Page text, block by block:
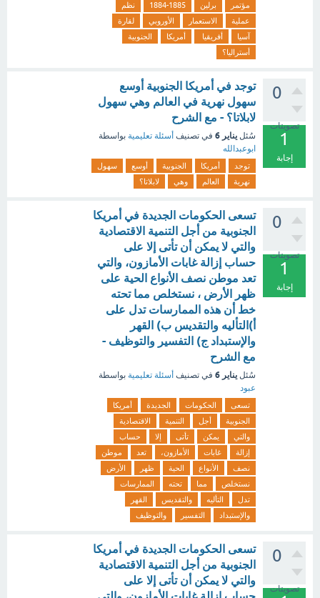
مؤتمر برلين 1884-1885
نظم
عملية
الاستعمار الأوروبي
لقارة
آسيا
أفريقيا أمريكا
الجنوبية
أستراليا؟
0
تصويتات
1
إجابة
توجد في أمريكا الجنوبية أوسع
سهول نهرية في العالم وهي سهول
لابلاتا؟ - مع الشرح
سُئل يناير 6 في تصنيف أسئلة تعليمية بواسطة
ابوعبدالله
توجد أمريكا الجنوبية أوسع
سهول
نهرية
العالم وهي لابلاتا؟
0
تصويتات
1
إجابة
تسعى الحكومات الجديدة في أمريكا
الجنوبية من أجل التنمية الاقتصادية
والتي لا يمكن أن تأتى إلا على
حساب إزالة غابات الأمازون، والتي
تعد موطن نصف الأنواع الحية على
ظهر الأرض ، نستخلص مما تحته
خط أن هذه الممارسات تدل على
أ)التأليه والتقديس ب) القهر
والإستبداد ج) التفسير والتوظيف -
مع الشرح
سُئل يناير 6 في تصنيف أسئلة تعليمية بواسطة
عبود
تسعى الحكومات الجديدة
أمريكا
الجنوبية
أجل التنمية
الاقتصادية
والتي
يمكن تأتى إلا
حساب
إزالة
غابات الأمازون، تعد
موطن
نصف
الأنواع الحية ظهر
الأرض
نستخلص
مما تحته
الممارسات
تدل
التأليه والتقديس
القهر
والإستبداد
التفسير والتوظيف
0
تصويتات
تسعى الحكومات الجديدة في أمريكا
الجنوبية من أجل التنمية الاقتصادية
والتي لا يمكن أن تأتى إلا على